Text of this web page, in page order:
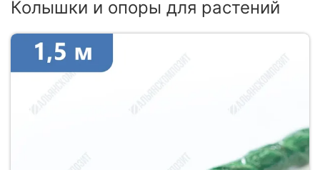
Колышки и опоры для растений